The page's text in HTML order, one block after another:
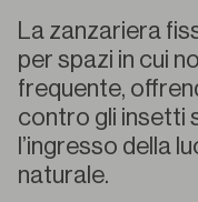
La zanzariera
per spazi in cui
frequente,
contro gli insetti
l’ingresso della
naturale.